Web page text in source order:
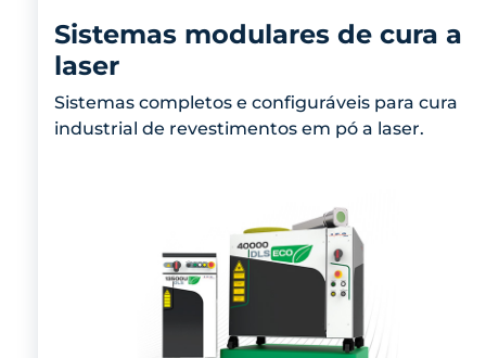
Sistemas modulares de cura a
laser
Sistemas completos e configuráveis para cura
industrial de revestimentos em pó a laser.